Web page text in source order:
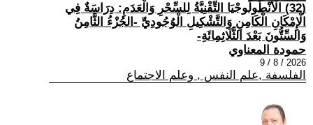
(32) الْأَنْطُولُوجْيَا التِّقْنِيَّةُ لِلسِّحْرِ وَالْعَدَمِ: دِرَاسَةٌ فِي
الْإِمْكَانِ الْكَامِنِ وَالتَّشْكِيلِ الْوُجُودِيِّ -الجُزْءُ الثَّامِنُ
وَالسِّتُّونَ بَعْدَ الثَّلَاثِمِائَةِ-
حمودة المعناوي
2026 / 8 / 9
الفلسفة ,علم النفس , وعلم الاجتماع